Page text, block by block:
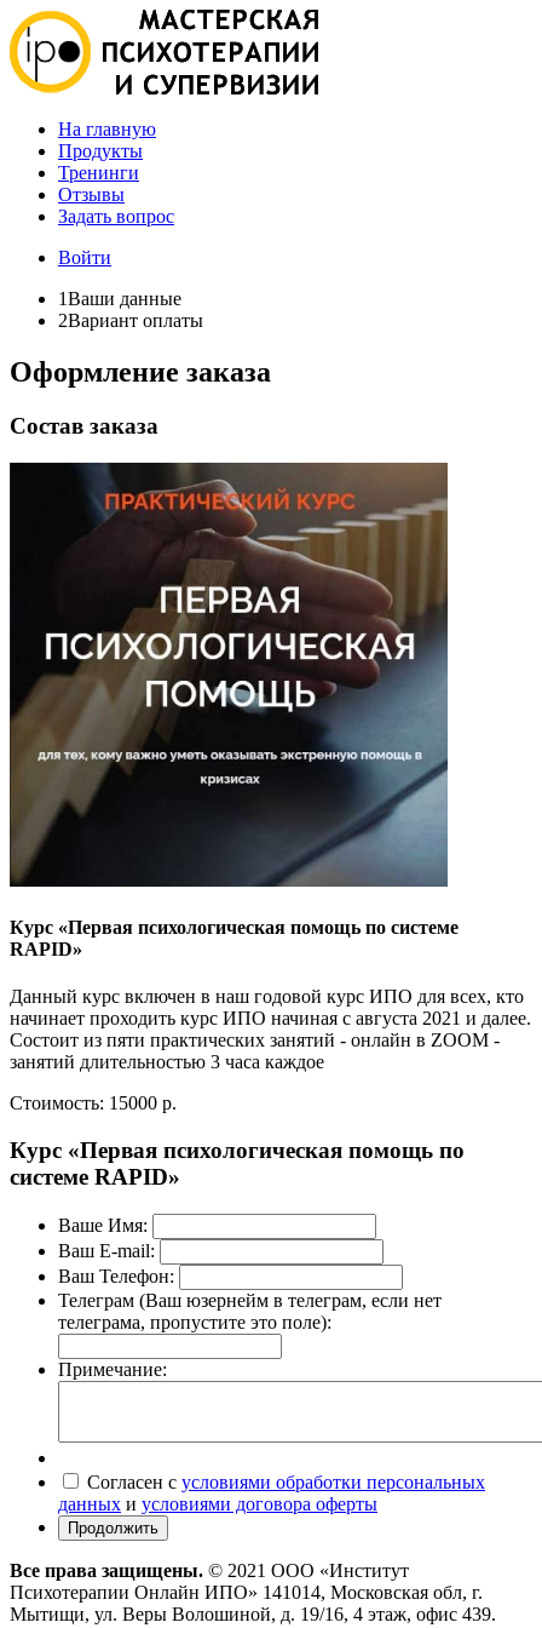
На главную
Продукты
Тренинги
Отзывы
Задать вопрос
Войти
1Ваши данные
2Вариант оплаты
Оформление заказа
Состав заказа
Курс «Первая психологическая помощь по системе
RAPID»
Данный курс включен в наш годовой курс ИПО для всех, кто
начинает проходить курс ИПО начиная с августа 2021 и далее.
Состоит из пяти практических занятий - онлайн в ZOOM -
занятий длительностью 3 часа каждое
Стоимость: 15000 р.
Курс «Первая психологическая помощь по
системе RAPID»
Ваше Имя:
Ваш E-mail:
Ваш Телефон:
Телеграм (Ваш юзернейм в телеграм, если нет
телеграма, пропустите это поле):
Примечание:
Согласен с условиями обработки персональных
данных и условиями договора оферты
Все права защищены. © 2021 ООО «Институт
Психотерапии Онлайн ИПО» 141014, Московская обл, г.
Мытищи, ул. Веры Волошиной, д. 19/16, 4 этаж, офис 439.